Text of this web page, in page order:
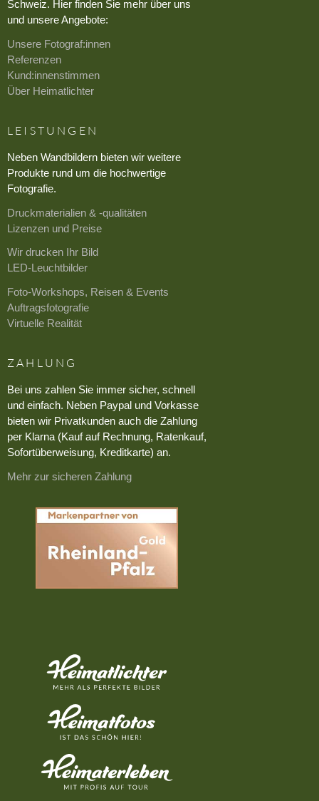
Schweiz. Hier finden Sie mehr über uns
und unsere Angebote:
Unsere Fotograf:innen
Referenzen
Kund:innenstimmen
Über Heimatlichter
LEISTUNGEN
Neben Wandbildern bieten wir weitere
Produkte rund um die hochwertige
Fotografie.
Druckmaterialien & -qualitäten
Lizenzen und Preise
Wir drucken Ihr Bild
LED-Leuchtbilder
Foto-Workshops, Reisen & Events
Auftragsfotografie
Virtuelle Realität
ZAHLUNG
Bei uns zahlen Sie immer sicher, schnell
und einfach. Neben Paypal und Vorkasse
bieten wir Privatkunden auch die Zahlung
per Klarna (Kauf auf Rechnung, Ratenkauf,
Sofortüberweisung, Kreditkarte) an.
Mehr zur sicheren Zahlung